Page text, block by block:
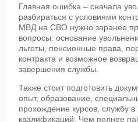
Главная ошибка – сначала
разбираться с условиями
МВД на СВО нужно заранее
вопросы: основание
льготы, пенсионные права,
контракта и возможное
завершения службы.
Также стоит подготовить
опыт, образование,
прохождение курсов, службу
квалификаций. Чем полнее